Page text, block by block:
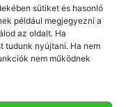
sütiket és hasonló
például megjegyezni a
az oldalt. Ha
tudunk nyújtani. Ha nem
nem működnek
készítik füstölt,
olíva- és
izgalmas